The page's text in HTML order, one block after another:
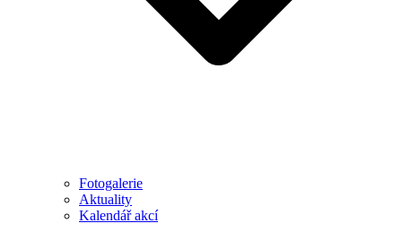
Fotogalerie
Aktuality
Kalendář akcí